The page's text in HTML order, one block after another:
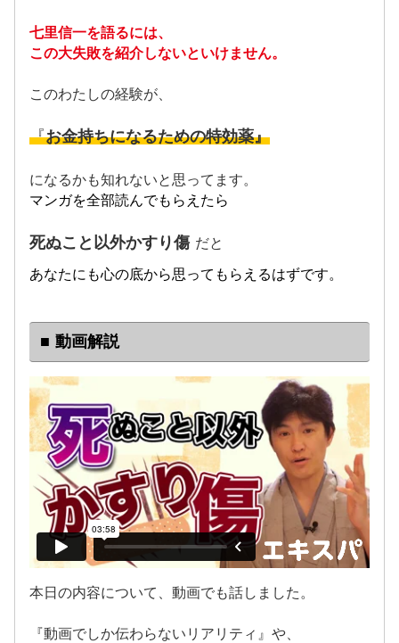
七里信一を語るには、
この大失敗を紹介しないといけません。
このわたしの経験が、
『お金持ちになるための特効薬』
になるかも知れないと思ってます。
マンガを全部読んでもらえたら
死ぬこと以外かすり傷 だと
あなたにも心の底から思ってもらえるはずです。
■ 動画解説
本日の内容について、動画でも話しました。
『動画でしか伝わらないリアリティ』や、